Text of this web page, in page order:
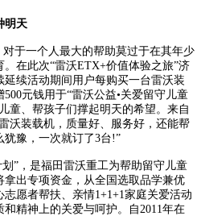
明天
于一个人最大的帮助莫过于在其年少
在此次“雷沃ETX+价值体验之旅”济
续活动期间用户每购买一台雷沃装
元钱用于“雷沃公益•关爱留守儿童
童、帮孩子们撑起明天的希望。来自
沃装载机，质量好、服务好，还能帮
豫，一次就订了3台!”
”，是福田雷沃重工为帮助留守儿童
出专项资金，从全国选取品学兼优
愿者帮扶、亲情1+1+1家庭关爱活动
精神上的关爱与呵护。自2011年在